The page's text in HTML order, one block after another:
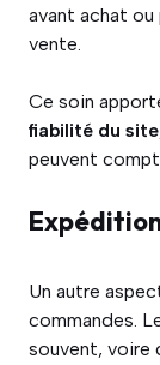
avant achat
vente.
Ce soin
fiabilité du site
peuvent
Un autre
commandes.
souvent, voire